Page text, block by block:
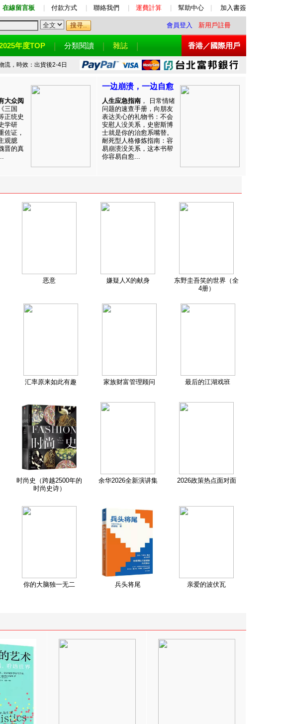
在線留言板 付款方式 聯絡我們 運費計算 幫助中心 加入書簽
會員登入 新用戶註冊
年度TOP 分類閱讀 雜誌 香港／國際用戶
流，時效：出貨後2-4日
大众阅
三国
正统史
学研
佐证，
观臆
晋的真
一边崩溃，一边自愈
人生应急指南 ， 日常情绪
问题的速查手册，向朋友
表达关心的礼物书：不会
安慰人没关系，史密斯博
士就是你的治愈系嘴替。
耐死型人格修炼指南：容
易崩溃没关系，这本书帮
你容易自愈...
恶意 嫌疑人X的献身
东野圭吾笑的世界（全
4册）
汇率原来如此有趣 家族财富管理顾问 最后的江湖戏班
时尚史（跨越2500年的
时尚史诗）
余华2026全新演讲集 2026政策热点面对面
你的大脑独一无二 兵头将尾 亲爱的波伏瓦